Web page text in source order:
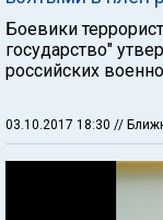
Боевики
государство"
российских
03.10.2017 18:30 //